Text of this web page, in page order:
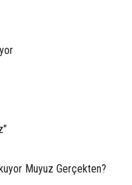
Muyuz Gerçekten?